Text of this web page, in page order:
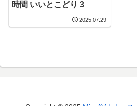
時間 いいとこどり 3
2025.07.29